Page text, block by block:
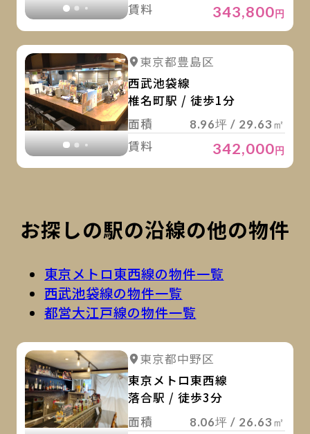
賃料 343,800円
詳細を見る
東京都豊島区
西武池袋線
椎名町駅 / 徒歩1分
面積
8.96坪 / 29.63㎡
賃料 342,000円
お探しの駅の沿線の他の物件
東京メトロ東西線の物件一覧
西武池袋線の物件一覧
都営大江戸線の物件一覧
詳細を見る
東京都中野区
東京メトロ東西線
落合駅 / 徒歩3分
面積
8.06坪 / 26.63㎡